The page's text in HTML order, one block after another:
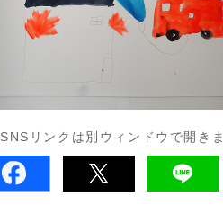
SNSリンクは別ウィンドウで開き